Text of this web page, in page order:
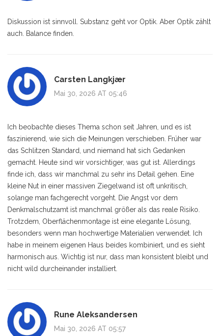
Diskussion ist sinnvoll. Substanz geht vor Optik. Aber Optik zählt
auch. Balance finden.
Carsten Langkjær
Mai 30, 2026 AT 05:46
Ich beobachte dieses Thema schon seit Jahren, und es ist
faszinierend, wie sich die Meinungen verschieben. Früher war
das Schlitzen Standard, und niemand hat sich Gedanken
gemacht. Heute sind wir vorsichtiger, was gut ist. Allerdings
finde ich, dass wir manchmal zu sehr ins Detail gehen. Eine
kleine Nut in einer massiven Ziegelwand ist oft unkritisch,
solange man fachgerecht vorgeht. Die Angst vor dem
Denkmalschutzamt ist manchmal größer als das reale Risiko.
Trotzdem, Oberflächenmontage ist eine elegante Lösung,
besonders wenn man hochwertige Materialien verwendet. Ich
habe in meinem eigenen Haus beides kombiniert, und es sieht
harmonisch aus. Wichtig ist nur, dass man konsistent bleibt und
nicht wild durcheinander installiert.
Rune Aleksandersen
Mai 30, 2026 AT 05:57